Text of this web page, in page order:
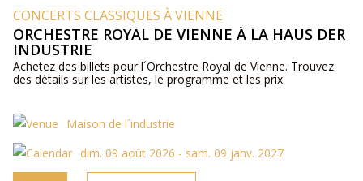
CONCERTS CLASSIQUES À VIENNE
ORCHESTRE ROYAL DE VIENNE À LA HAUS DER
INDUSTRIE
Achetez des billets pour l´Orchestre Royal de Vienne. Trouvez
des détails sur les artistes, le programme et les prix.
Maison de l´industrie
dim. 09 août 2026 - sam. 09 janv. 2027